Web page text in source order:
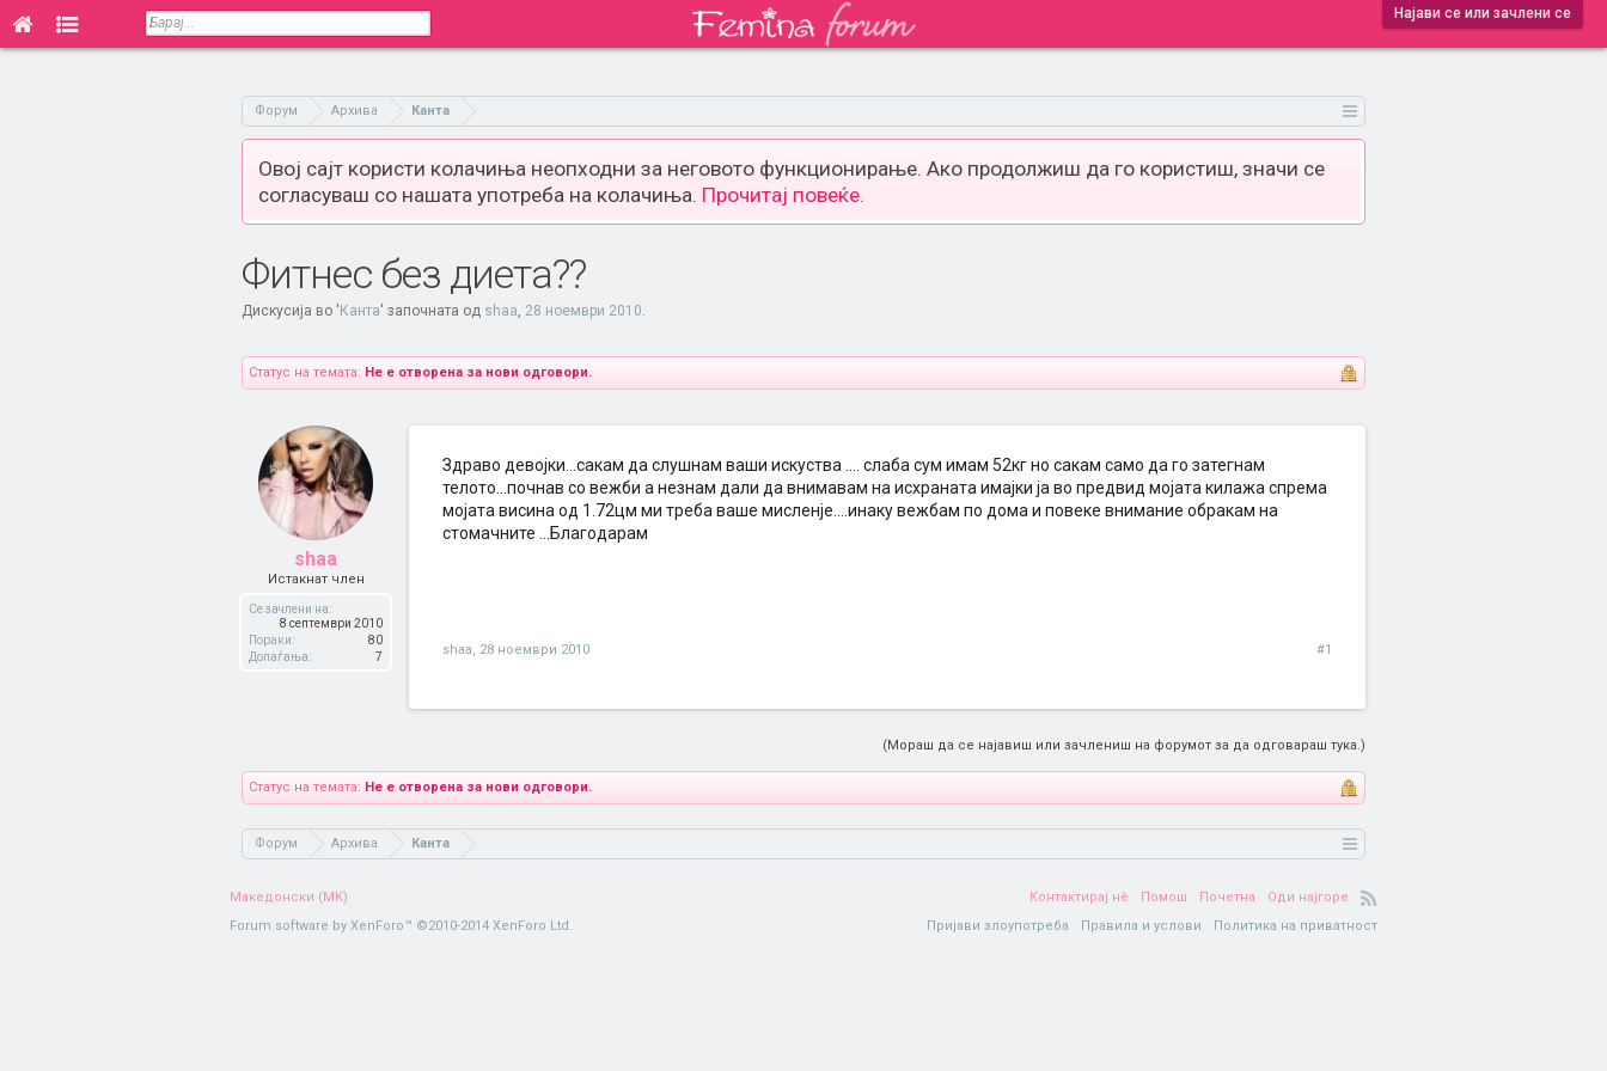
Најави се или зачлени се
Форум Архива Канта
Овој сајт користи колачиња неопходни за неговото функционирање. Ако продолжиш да го користиш, значи се
согласуваш со нашата употреба на колачиња. Прочитај повеќе.
Фитнес без диета??
Дискусија во ' Канта' започната од shaa, 28 ноември 2010.
Статус на темата: Не е отворена за нови одговори.
shaa
Истакнат член
Се зачлени на:
8 септември 2010
Пораки:
80
Допаѓања:
7
Здраво девојки...сакам да слушнам ваши искуства .... слаба сум имам 52кг но сакам само да го затегнам
телото...почнав со вежби а незнам дали да внимавам на исхраната имајки ја во предвид мојата килажа спрема
мојата висина од 1.72цм ми треба ваше мисленје....инаку вежбам по дома и повеке внимание обракам на
стомачните ...Благодарам
shaa, 28 ноември 2010 #1
(Мораш да се најавиш или зачлениш на форумот за да одговараш тука.)
Статус на темата: Не е отворена за нови одговори.
Форум Архива Канта
Македонски (MK) Контактирај нè Помош Почетна
Оди најгоре
Пријави злоупотреба
Правила и услови Политика на приватност
Forum software by XenForo™ ©2010-2014 XenForo Ltd.